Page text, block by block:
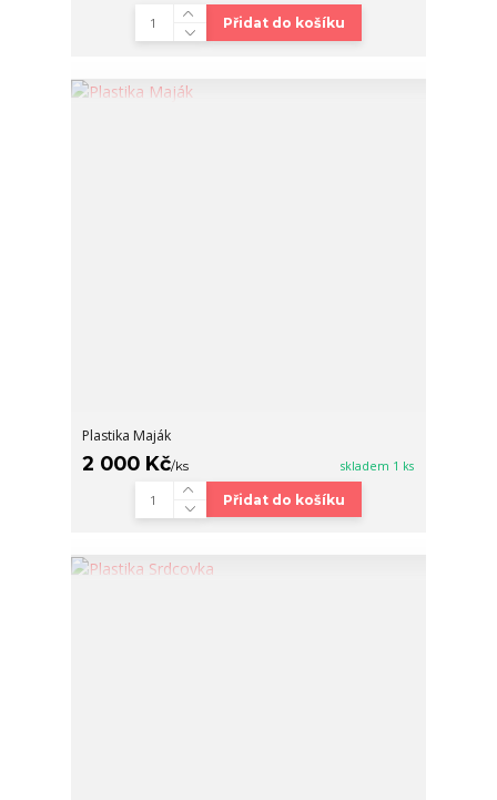
Přidat do košíku
Plastika Maják
2 000 Kč/ks skladem 1 ks
Přidat do košíku